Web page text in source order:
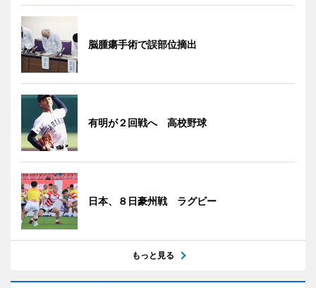
脳腫瘍手術で誤部位摘出
有明が２回戦へ 高校野球
日本、８日豪州戦 ラグビー
もっと見る